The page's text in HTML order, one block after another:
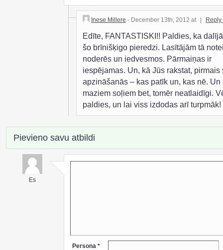
Inese Millere - December 13th, 2012 at Reply
Edīte, FANTASTISKI!! Paldies, ka
šo brīnišķigo pieredzi. Lasītājām tā
noderēs un iedvesmos. Pārmaiņas ir
iespējamas. Un, kā Jūs rakstat, pirmais
apzināšanās – kas patīk un, kas nē. Un
maziem soļiem bet, tomēr neatlaidīgi.
paldies, un lai viss izdodas arī turpmāk!
Pievieno savu atbildi
Es
Persona *